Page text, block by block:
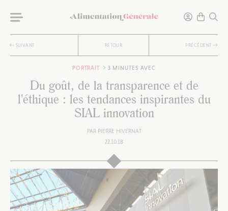
SUIVANT RETOUR PRÉCÉDENT
PORTRAIT 3 MINUTES AVEC
Du goût, de la transparence et de
l'éthique : les tendances inspirantes du
SIAL innovation
PAR PIERRE HIVERNAT
22.10.18